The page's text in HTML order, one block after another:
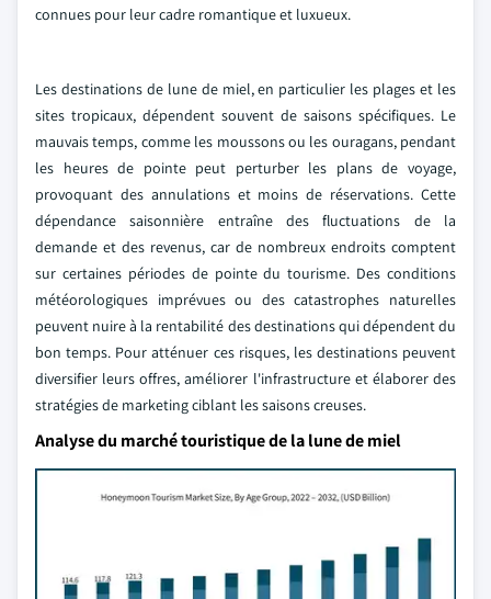
connues pour leur cadre romantique et luxueux.
Les destinations de lune de miel, en particulier les plages et les
sites tropicaux, dépendent souvent de saisons spécifiques. Le
mauvais temps, comme les moussons ou les ouragans, pendant
les heures de pointe peut perturber les plans de voyage,
provoquant des annulations et moins de réservations. Cette
dépendance saisonnière entraîne des fluctuations de la
demande et des revenus, car de nombreux endroits comptent
sur certaines périodes de pointe du tourisme. Des conditions
météorologiques imprévues ou des catastrophes naturelles
peuvent nuire à la rentabilité des destinations qui dépendent du
bon temps. Pour atténuer ces risques, les destinations peuvent
diversifier leurs offres, améliorer l'infrastructure et élaborer des
stratégies de marketing ciblant les saisons creuses.
Analyse du marché touristique de la lune de miel